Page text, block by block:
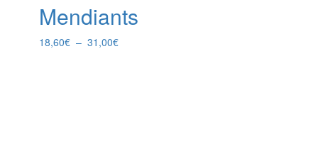
Mendiants
18,60€ – 31,00€Plage